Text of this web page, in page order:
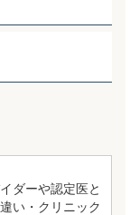
ダーや認定医と
い・クリニック